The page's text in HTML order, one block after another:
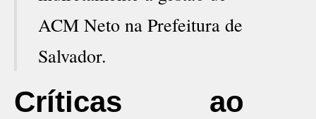
ACM Neto na Prefeitura de
Salvador.
Críticas ao